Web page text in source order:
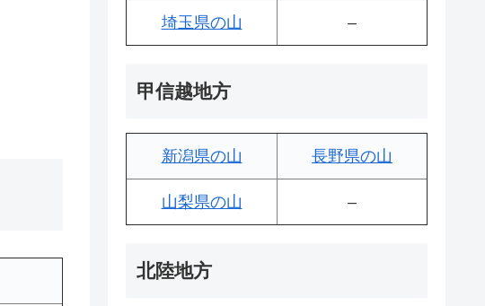
埼玉県の山 –
甲信越地方
新潟県の山 長野県の山
山梨県の山 –
北陸地方